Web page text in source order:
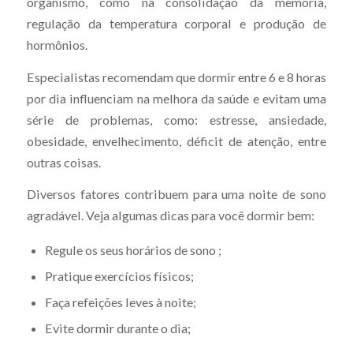
regulação da temperatura corporal e produção de
hormônios.
Especialistas recomendam que dormir entre 6 e 8 horas
por dia influenciam na melhora da saúde e evitam uma
série de problemas, como: estresse, ansiedade,
obesidade, envelhecimento, déficit de atenção, entre
outras coisas.
Diversos fatores contribuem para uma noite de sono
agradável. Veja algumas dicas para você dormir bem:
Regule os seus horários de sono ;
Pratique exercícios físicos;
Faça refeições leves à noite;
Evite dormir durante o dia;